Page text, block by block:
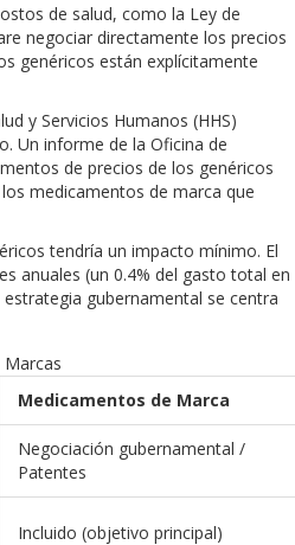
de salud, como la Ley de
negociar directamente los precios
genéricos están explícitamente
y Servicios Humanos (HHS)
Un informe de la Oficina de
de precios de los genéricos
medicamentos de marca que
tendría un impacto mínimo. El
anuales (un 0.4% del gasto total en
gubernamental se centra
Medicamentos de Marca
Negociación gubernamental /
Patentes
Incluido (objetivo principal)